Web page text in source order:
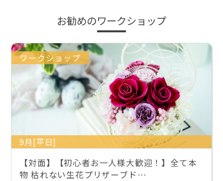
お勧めのワークショップ
ワークショップ
9月[平日]
【対面】【初心者お一人様大歓迎！】全て本
物 枯れない生花プリザーブド…